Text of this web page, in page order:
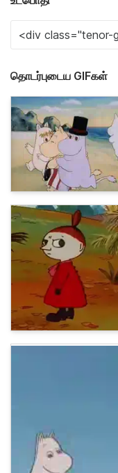
தொடர்புடைய GIFகள்